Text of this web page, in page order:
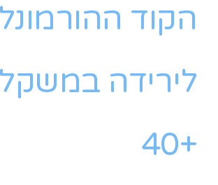
הקוד
לירידה במשקל
+40